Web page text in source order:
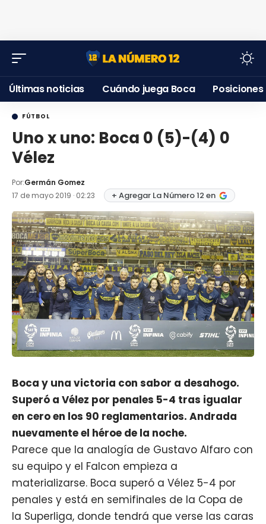
Últimas noticias Cuándo juega Boca Posiciones
FÚTBOL
Uno x uno: Boca 0 (5)-(4) 0
Vélez
Por:Germán Gomez
17 de mayo 2019 · 02:23
+ Agregar La Número 12 en
Boca y una victoria con sabor a desahogo.
Superó a Vélez por penales 5-4 tras igualar
en cero en los 90 reglamentarios. Andrada
nuevamente el héroe de la noche.
Parece que la analogía de Gustavo Alfaro con
su equipo y el Falcon empieza a
materializarse. Boca superó a Vélez 5-4 por
penales y está en semifinales de la Copa de
la Superliga, donde tendrá que verse las caras